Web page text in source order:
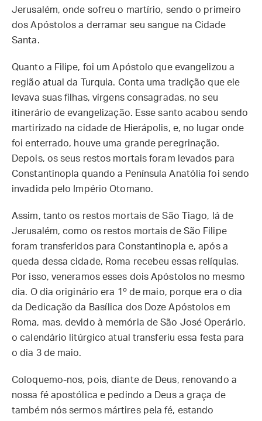
Jerusalém, onde sofreu o martírio, sendo o primeiro
dos Apóstolos a derramar seu sangue na Cidade
Santa.
Quanto a Filipe, foi um Apóstolo que evangelizou a
região atual da Turquia. Conta uma tradição que ele
levava suas filhas, virgens consagradas, no seu
itinerário de evangelização. Esse santo acabou sendo
martirizado na cidade de Hierápolis, e, no lugar onde
foi enterrado, houve uma grande peregrinação.
Depois, os seus restos mortais foram levados para
Constantinopla quando a Península Anatólia foi sendo
invadida pelo Império Otomano.
Assim, tanto os restos mortais de São Tiago, lá de
Jerusalém, como os restos mortais de São Filipe
foram transferidos para Constantinopla e, após a
queda dessa cidade, Roma recebeu essas relíquias.
Por isso, veneramos esses dois Apóstolos no mesmo
dia. O dia originário era 1º de maio, porque era o dia
da Dedicação da Basílica dos Doze Apóstolos em
Roma, mas, devido à memória de São José Operário,
o calendário litúrgico atual transferiu essa festa para
o dia 3 de maio.
Coloquemo-nos, pois, diante de Deus, renovando a
nossa fé apostólica e pedindo a Deus a graça de
também nós sermos mártires pela fé, estando